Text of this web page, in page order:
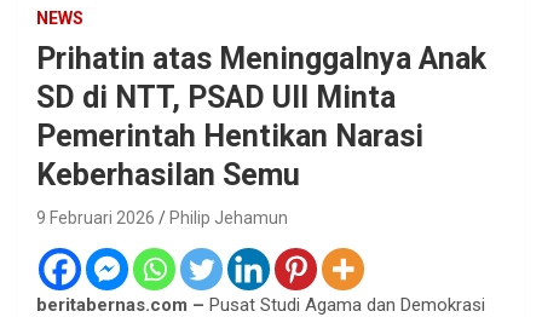
NEWS
Prihatin atas Meninggalnya Anak
SD di NTT, PSAD UII Minta
Pemerintah Hentikan Narasi
Keberhasilan Semu
9 Februari 2026 Philip Jehamun
beritabernas.com – Pusat Studi Agama dan Demokrasi